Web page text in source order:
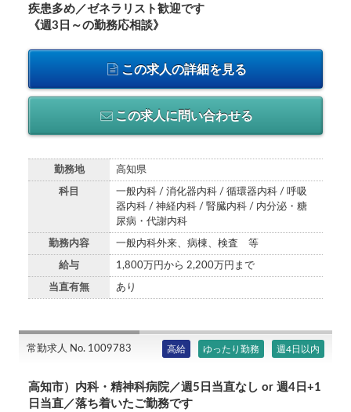
疾患多め／ゼネラリスト歓迎です
《週3日～の勤務応相談》
この求人の詳細を見る
この求人に問い合わせる
勤務地 高知県
科目
一般内科 / 消化器内科 / 循環器内科 / 呼吸
器内科 / 神経内科 / 腎臓内科 / 内分泌・糖
尿病・代謝内科
勤務内容 一般内科外来、病棟、検査 等
給与 1,800万円から 2,200万円まで
当直有無 あり
常勤求人 No. 1009783 高給 ゆったり勤務 週4日以内
高知市）内科・精神科病院／週5日当直なし or 週4日+1
日当直／落ち着いたご勤務です